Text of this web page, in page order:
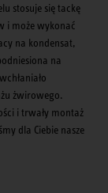
stosuje się tackę
i może wykonać
na kondensat,
na
żwirowego.
i trwały montaż
dla Ciebie nasze